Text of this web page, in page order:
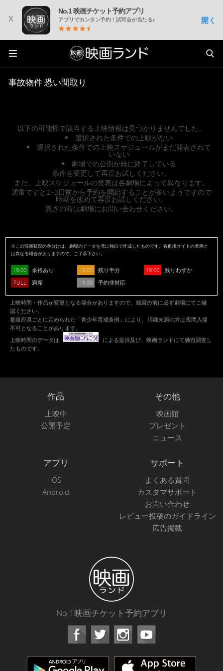
x
No.1 映画チケット予約アプリ
アプリでカンタン予約！試写会が当たる♪ 開く
事故物件 恐い間取り
以下の可能性で該当する上映情報は見つかりませんでした。
選択された条件での上映がない
選択された条件での上映スケジュールがまだ発表されて
いない
劇場での公開が既に終了している
条件を変更して再度お試しください。
また、上映スケジュールの発表は各劇場によって異なります。
通常ですと2~3日前から予約を開始することが多いようですので
時期を改めて再度お試しください。
急ぎの時は劇場にお問い合わせください。
※この混雑状況の色分けは、劇場のデータを元に独自で作成したものです。各劇場サイトの表示と
は異なる場合がありますので、ご了承下さい。
19:00 余裕あり 19:00 残り半分 19:00
残りわずか
FULL
満席 19:00 予約非対応
上映時間・作品が変更となる場合がありますので、鑑賞の前に必ず劇場にてご確
認ください。
都道府県ごとに定められた「青少年育成条例」により、18歳未満の方は夜間入場
不可となることがあります。
上映時間のデータは
による提供及び、映画ランドにて独自調査し
たものです。
作品
上映中
公開予定
その他
映画館
プレゼント
ニュース
アプリ
iOS
Android
サポート
よくある質問
カスタマサポート
お問い合わせ
レビュー投稿のガイドライン
広告掲載
No.1映画チケット予約アプリ
Facebook Instagram